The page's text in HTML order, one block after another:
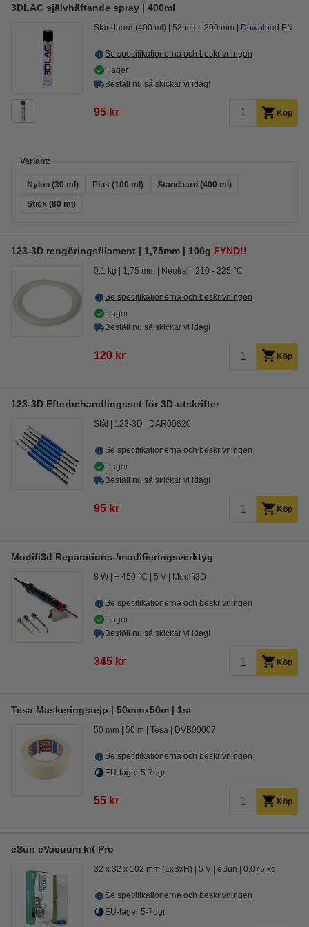
3DLAC självhäftande spray | 400ml
Standaard (400 ml) 53 mm 300 mm Download EN
Se specifikationerna och beskrivningen
i lager
Beställ nu så skickar vi idag!
95 kr Köp
Variant:
Nylon (30 ml) Plus (100 ml)
Standaard (400 ml)
Stick (80 ml)
123-3D rengöringsfilament | 1,75mm | 100g FYND!!
0,1 kg 1,75 mm Neutral 210 - 225 °C
Se specifikationerna och beskrivningen
i lager
Beställ nu så skickar vi idag!
120 kr Köp
123-3D Efterbehandlingsset för 3D-utskrifter
Stål 123-3D DAR00620
Se specifikationerna och beskrivningen
i lager
Beställ nu så skickar vi idag!
95 kr Köp
Modifi3d Reparations-/modifieringsverktyg
8 W + 450 °C 5 V Modifi3D
Se specifikationerna och beskrivningen
i lager
Beställ nu så skickar vi idag!
345 kr Köp
Tesa Maskeringstejp | 50mmx50m | 1st
50 mm 50 m Tesa DVB00007
Se specifikationerna och beskrivningen
EU-lager 5-7dgr
55 kr Köp
eSun eVacuum kit Pro
32 x 32 x 102 mm (LxBxH) 5 V eSun 0,075 kg
Se specifikationerna och beskrivningen
EU-lager 5-7dgr